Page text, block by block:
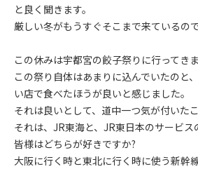
と良く聞きます。
厳しい冬がもうすぐそこまで来ているので
この休みは宇都宮の餃子祭りに行ってきま
この祭り自体はあまりに込んでいたのと
い店で食べたほうが良いと感じました。
それは良いとして、道中一つ気が付いた
それは、JR東海と、JR東日本のサービス
皆様はどちらが好きですか?
大阪に行く時と東北に行く時に使う新幹